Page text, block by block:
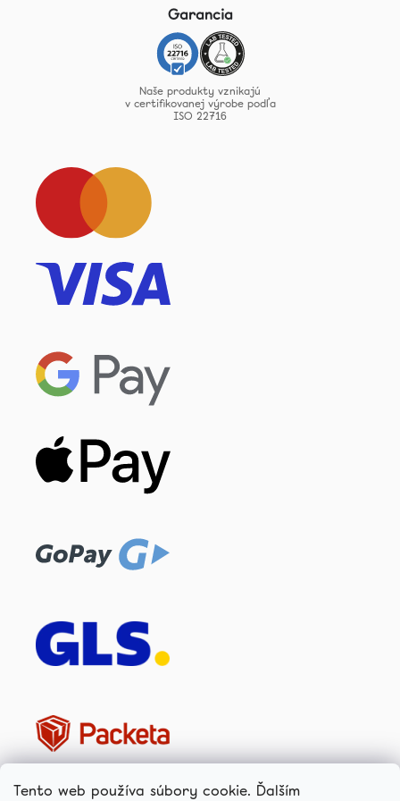
Tento web používa súbory cookie. Ďalším
Garancia
Naše produkty vznikajú
v certifikovanej výrobe podľa
ISO 22716